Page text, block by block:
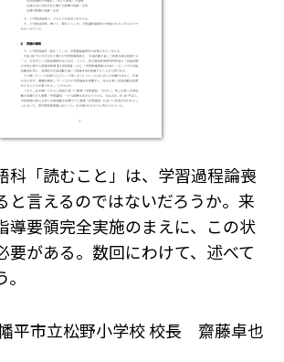
科「読むこと」は、学習過程論喪
と言えるのではないだろうか。来
導要領完全実施のまえに、この状
要がある。数回にわけて、述べて
平市立松野小学校 校長 齋藤卓也